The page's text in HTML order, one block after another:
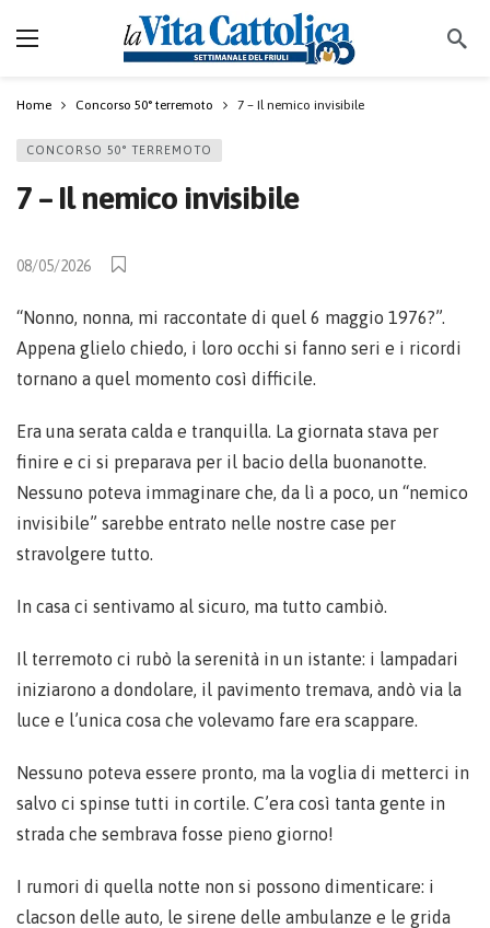
Home Concorso 50° terremoto 7 – Il nemico invisibile
CONCORSO 50° TERREMOTO
7 – Il nemico invisibile
08/05/2026
“Nonno, nonna, mi raccontate di quel 6 maggio 1976?”.
Appena glielo chiedo, i loro occhi si fanno seri e i ricordi
tornano a quel momento così difficile.
Era una serata calda e tranquilla. La giornata stava per
finire e ci si preparava per il bacio della buonanotte.
Nessuno poteva immaginare che, da lì a poco, un “nemico
invisibile” sarebbe entrato nelle nostre case per
stravolgere tutto.
In casa ci sentivamo al sicuro, ma tutto cambiò.
Il terremoto ci rubò la serenità in un istante: i lampadari
iniziarono a dondolare, il pavimento tremava, andò via la
luce e l’unica cosa che volevamo fare era scappare.
Nessuno poteva essere pronto, ma la voglia di metterci in
salvo ci spinse tutti in cortile. C’era così tanta gente in
strada che sembrava fosse pieno giorno!
I rumori di quella notte non si possono dimenticare: i
clacson delle auto, le sirene delle ambulanze e le grida